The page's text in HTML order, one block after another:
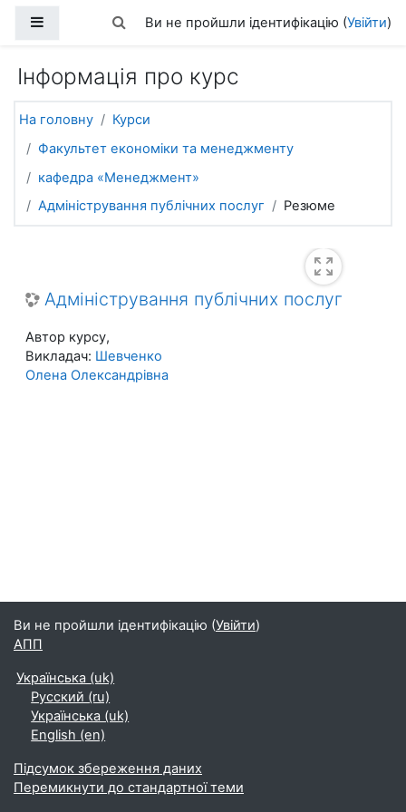
Бокова панельПереключити введення пошуку
Ви не пройшли ідентифікацію (Увійти)
Інформація про курс
На головну
Курси
Факультет економіки та менеджменту
кафедра «Менеджмент»
Адміністрування публічних послуг
Резюме
Адміністрування публічних послуг
Автор курсу,
Викладач: Шевченко
Олена Олександрівна
Ви не пройшли ідентифікацію (Увійти)
АПП
Українська ‎(uk)‎
Русский ‎(ru)‎
Українська ‎(uk)‎
English ‎(en)‎
Підсумок збереження даних
Перемикнути до стандартної теми